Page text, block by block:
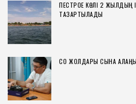
ПЕСТРОЕ КӨЛІ 2 ЖЫЛДЫҢ
ТАЗАРТЫЛАДЫ
СҚО ЖОЛДАРЫ СЫНАҚ